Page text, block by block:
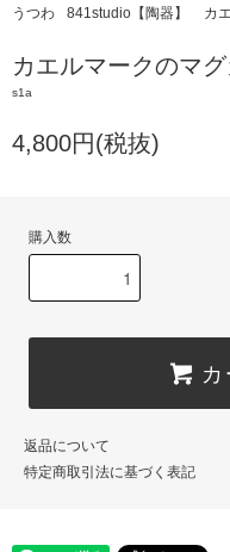
うつわ 841studio【陶器】 カ
カエルマークのマ
s1a
4,800円(税抜)
購入数
返品について
特定商取引法に基づく表記